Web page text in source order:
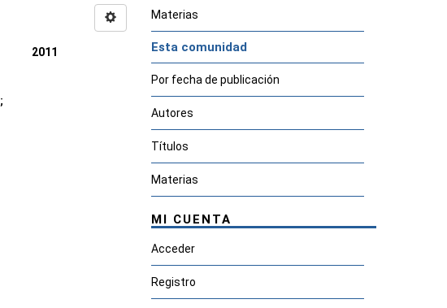
;
2011
Materias
Esta comunidad
Por fecha de publicación
Autores
Títulos
Materias
MI CUENTA
Acceder
Registro